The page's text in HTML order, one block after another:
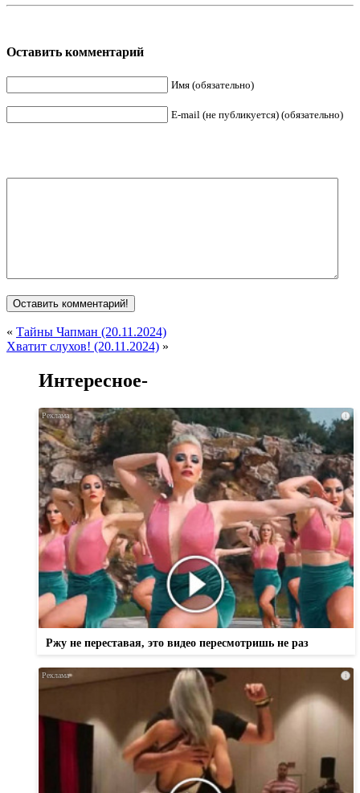
Оставить комментарий
Имя (обязательно)
E-mail (не публикуется) (обязательно)
« Тайны Чапман (20.11.2024)
Хватит слухов! (20.11.2024) »
Интересное-
i
Ржу не переставая, это видео пересмотришь не раз
i